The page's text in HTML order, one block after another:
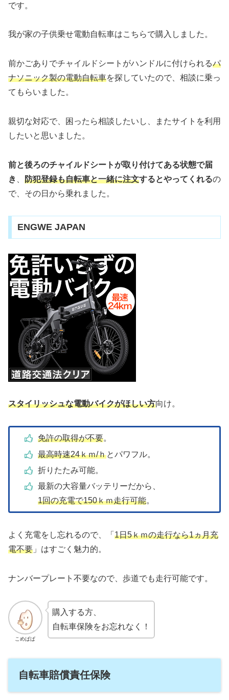
です。
我が家の子供乗せ電動自転車はこちらで購入しました。
前かごありでチャイルドシートがハンドルに付けられるパ
ナソニック製の電動自転車を探していたので、相談に乗っ
てもらいました。
親切な対応で、困ったら相談したいし、またサイトを利用
したいと思いました。
前と後ろのチャイルドシートが取り付けてある状態で届
き
防犯登録も自転車と一緒に注文するとやってくれるの
で、その日から乗れました。
ENGWE JAPAN
スタイリッシュな電動バイクがほしい方向け。
免許の取得が不要。
最高時速24ｋｍ/ｈとパワフル。
折りたたみ可能。
最新の大容量バッテリーだから、
1回の充電で150ｋｍ走行可能。
よく充電をし忘れるので、「 1日5ｋｍの走行なら1ヵ月充
電不要 」はすごく魅力的。
ナンバープレート不要なので、歩道でも走行可能です。
こめぱぱ
購入する方、
自転車保険をお忘れなく！
自転車賠償責任保険